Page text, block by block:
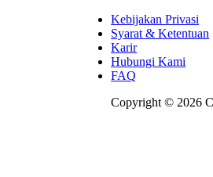
Kebijakan Privasi
Syarat & Ketentuan
Karir
Hubungi Kami
FAQ
Copyright © 2026